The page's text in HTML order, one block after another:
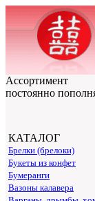
Ассортимент
постоянно
КАТАЛОГ
Брелки (брелоки)
Букеты из конфет
Бумеранги
Вазоны калавера